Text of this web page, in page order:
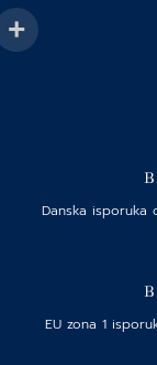
Danska
EU zona 1